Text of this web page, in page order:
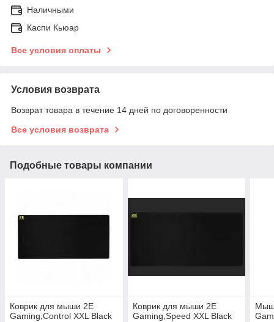
Наличными
Каспи Кьюар
Все условия оплаты
Условия возврата
Возврат товара в течение 14 дней по договоренности
Все условия возврата
Подобные товары компании
Коврик для мыши 2E
Gaming,Control XXL Black
Коврик для мыши 2E
Gaming,Speed XXL Black